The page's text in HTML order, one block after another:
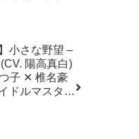
小さな野望 –
陽高真白)
子 ✕ 椎名豪
ドルマスター